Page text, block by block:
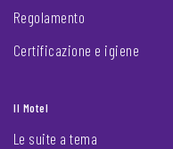
Regolamento
Certificazione e igiene
Il Motel
Le suite a tema